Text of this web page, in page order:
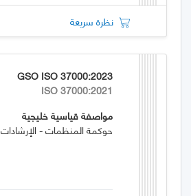
نظرة سريعة
GSO ISO 37000:2023
ISO 37000:2021
مواصفة قياسية خليجية
حوكمة المنظمات - الإرشادات